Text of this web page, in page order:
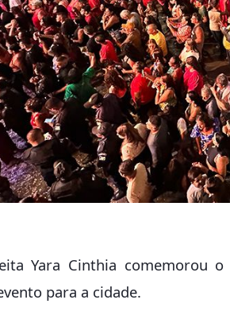
Yara Cinthia comemorou
para a cidade.